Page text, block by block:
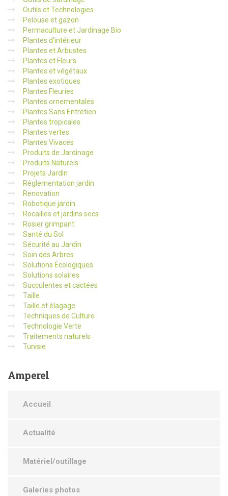
Outils et Technologies
Pelouse et gazon
Permaculture et Jardinage Bio
Plantes d'intérieur
Plantes et Arbustes
Plantes et Fleurs
Plantes et végétaux
Plantes exotiques
Plantes Fleuries
Plantes ornementales
Plantes Sans Entretien
Plantes tropicales
Plantes vertes
Plantes Vivaces
Produits de Jardinage
Produits Naturels
Projets Jardin
Réglementation jardin
Renovation
Robotique jardin
Rocailles et jardins secs
Rosier grimpant
Santé du Sol
Sécurité au Jardin
Soin des Arbres
Solutions Écologiques
Solutions solaires
Succulentes et cactées
Taille
Taille et élagage
Techniques de Culture
Technologie Verte
Traitements naturels
Tunisie
Amperel
Accueil
Actualité
Matériel/outillage
Galeries photos